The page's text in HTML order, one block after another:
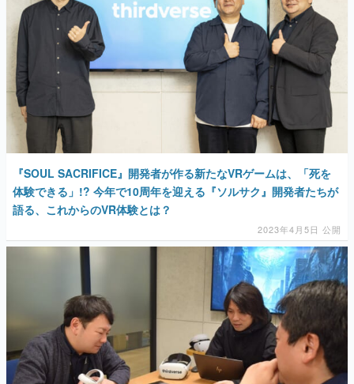
『SOUL SACRIFICE』開発者が作る新たなVRゲームは、「死を
体験できる」!? 今年で10周年を迎える『ソルサク』開発者たちが
語る、これからのVR体験とは？
2023年4月5日 公開